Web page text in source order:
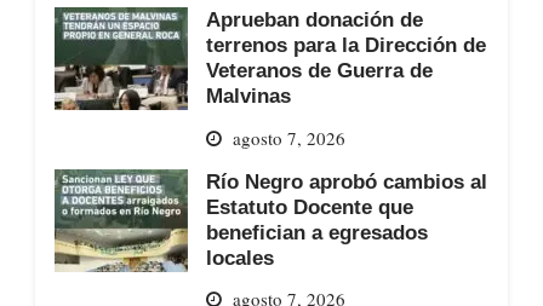
Aprueban donación de
terrenos para la Dirección de
Veteranos de Guerra de
Malvinas
agosto 7, 2026
Río Negro aprobó cambios al
Estatuto Docente que
benefician a egresados
locales
agosto 7, 2026